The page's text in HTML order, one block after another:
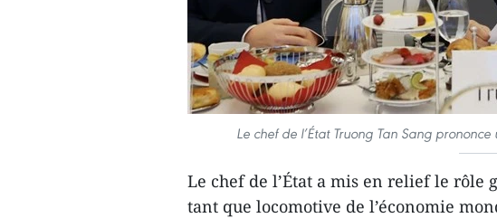
Le chef de l’État Truong Tan Sang
Le chef de l’État a mis en relief le rôle
tant que locomotive de l’économie